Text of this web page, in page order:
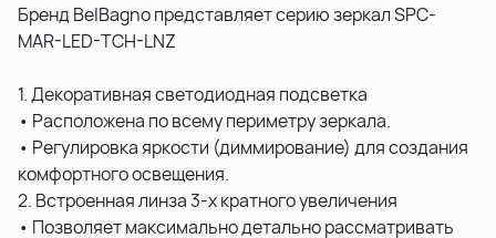
Бренд BelBagno представляет серию зеркал SPC-
MAR-LED-TCH-LNZ
1. Декоративная светодиодная подсветка
• Расположена по всему периметру зеркала.
• Регулировка яркости (диммирование) для создания
комфортного освещения.
2. Встроенная линза 3-х кратного увеличения
• Позволяет максимально детально рассматривать